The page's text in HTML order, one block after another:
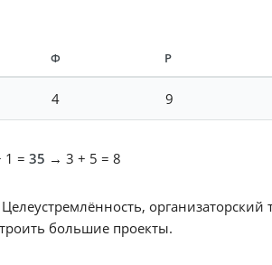
Ф Р
4 9
1 = 35 → 3 + 5 = 8
Целеустремлённость,
большие проекты.